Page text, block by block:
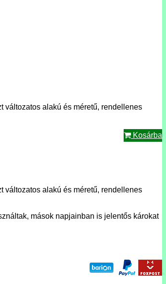
változatos alakú és méretű, rendellenes
Kosárba
változatos alakú és méretű, rendellenes
mások napjainban is jelentős károkat